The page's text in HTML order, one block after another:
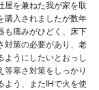
屋を兼ねた我が家を取
購入されましたが数年
も痛みがひどく、床下
対策の必要があり、老
ようにしたいとおっし
等寒さ対策をしっかり
よう、またIHで火を使